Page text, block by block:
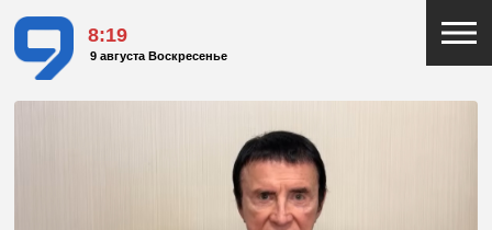
8:19
9 августа Воскресенье